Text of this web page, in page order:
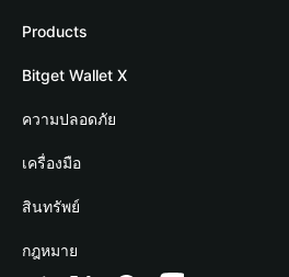
เกี่ยวกับ Bitget Wallet
Blog
Academy
ข่าวสารด้านคริปโต
ศูนย์ช่วยเหลือ
ติดต่อเรา
Products
Crypto Card
Stablecoin Earn
Payfi Crypto
Crypto Swap API
Altcoin Season Index
Bitget Wallet X
นักพัฒนา
เชื่อมต่อ Wallet
Bitget Wallet Pay
ลิสต์โปรเจกต์
ความปลอดภัย
Protection Fund
เทคโนโลยีความปลอดภัย
เครื่องมือ
ซื้อคริปโต
การตรวจจับการอนุญาต
สินทรัพย์
Arbitrum
กฎหมาย